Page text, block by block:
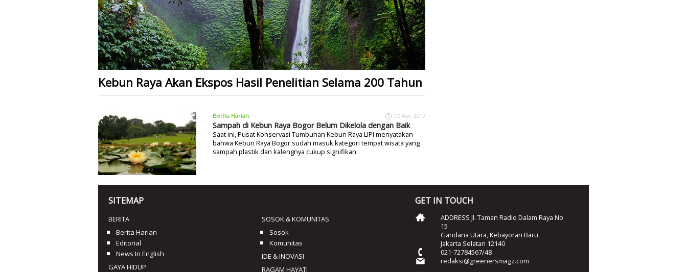
Kebun Raya Akan Ekspos Hasil Penelitian Selama 200 Tahun
Berita Harian 10 Apr 2017
Sampah di Kebun Raya Bogor Belum Dikelola dengan Baik
Saat ini, Pusat Konservasi Tumbuhan Kebun Raya LIPI menyatakan
bahwa Kebun Raya Bogor sudah masuk kategori tempat wisata yang
sampah plastik dan kalengnya cukup signifikan.
SITEMAP
BERITA
Berita Harian
Editorial
News In English
GAYA HIDUP
SOSOK & KOMUNITAS
Sosok
Komunitas
IDE & INOVASI
RAGAM HAYATI
GET IN TOUCH
ADDRESS Jl. Taman Radio Dalam Raya No
15
Gandaria Utara, Kebayoran Baru
Jakarta Selatan 12140
021-72784567/48
redaksi@greenersmagz.com